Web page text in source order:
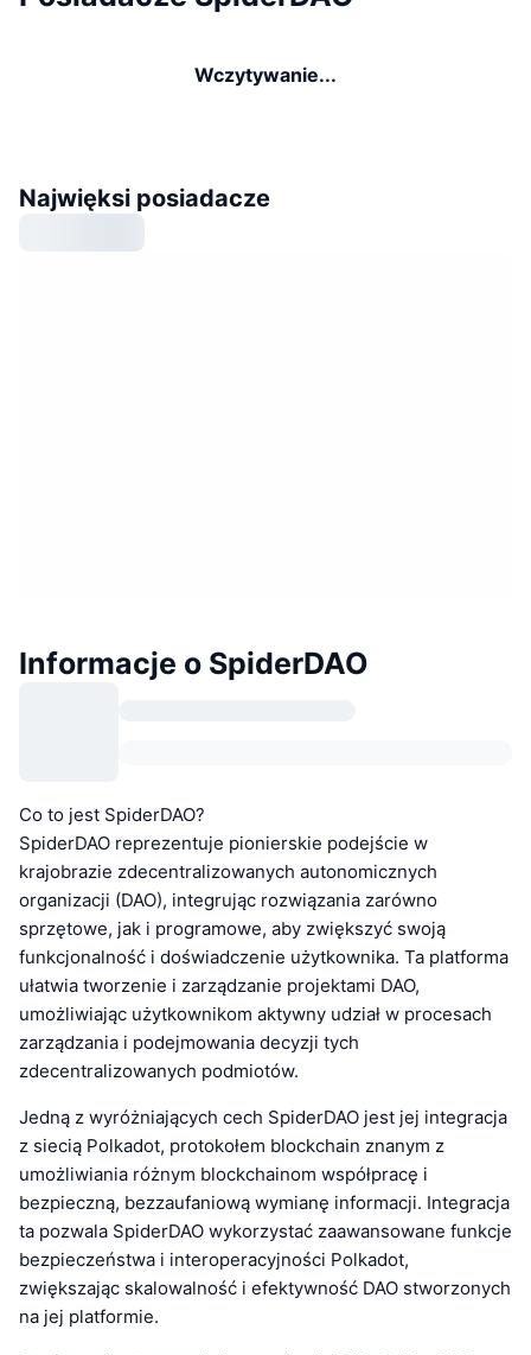
Wczytywanie...
Najwięksi posiadacze
Informacje o SpiderDAO
Co to jest SpiderDAO?
SpiderDAO reprezentuje pionierskie podejście w
krajobrazie zdecentralizowanych autonomicznych
organizacji (DAO), integrując rozwiązania zarówno
sprzętowe, jak i programowe, aby zwiększyć swoją
funkcjonalność i doświadczenie użytkownika. Ta platforma
ułatwia tworzenie i zarządzanie projektami DAO,
umożliwiając użytkownikom aktywny udział w procesach
zarządzania i podejmowania decyzji tych
zdecentralizowanych podmiotów.
Jedną z wyróżniających cech SpiderDAO jest jej integracja
z siecią Polkadot, protokołem blockchain znanym z
umożliwiania różnym blockchainom współpracę i
bezpieczną, bezzaufaniową wymianę informacji. Integracja
ta pozwala SpiderDAO wykorzystać zaawansowane funkcje
bezpieczeństwa i interoperacyjności Polkadot,
zwiększając skalowalność i efektywność DAO stworzonych
na jej platformie.